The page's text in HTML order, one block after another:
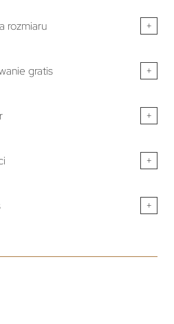
rozmiaru +
gratis +
+
+
+